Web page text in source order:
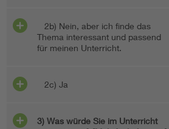
2b) Nein, aber ich finde das
Thema interessant und passend
für meinen Unterricht.
2c) Ja
3) Was würde Sie im Unterricht